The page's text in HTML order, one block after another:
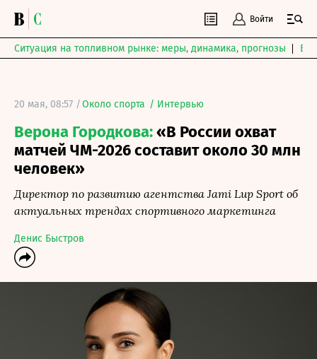
Войти
Ситуация на топливном рынке: меры, динамика, прогнозы
20 мая, 08:57 /Около спорта / Интервью
Верона Городкова:«В России охват
матчей ЧМ-2026 составит около 30 млн
человек»
Директор по развитию агентства Jami Lup Sport об
актуальных трендах спортивного маркетинга
Денис Быстров